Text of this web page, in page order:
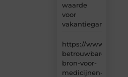
waarde
voor
vakantiegangers
https://
betrouwbare-
bron-voor-
medicijnen-